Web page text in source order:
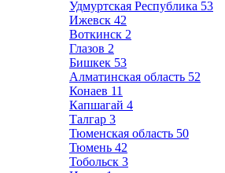
Удмуртская Республика 53
Ижевск 42
Воткинск 2
Глазов 2
Бишкек 53
Алматинская область 52
Конаев 11
Капшагай 4
Талгар 3
Тюменская область 50
Тюмень 42
Тобольск 3